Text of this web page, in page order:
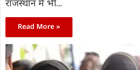
राजस्थान में भी...
Read More »